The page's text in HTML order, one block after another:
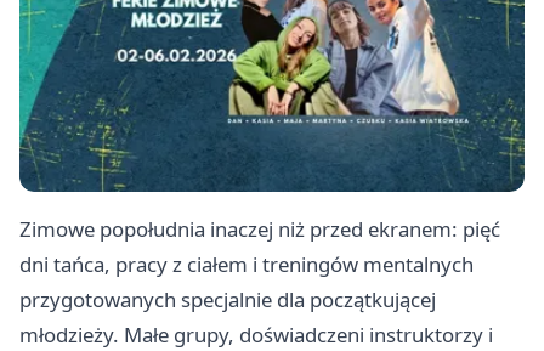
Zimowe popołudnia inaczej niż przed ekranem: pięć
dni tańca, pracy z ciałem i treningów mentalnych
przygotowanych specjalnie dla początkującej
młodzieży. Małe grupy, doświadczeni instruktorzy i